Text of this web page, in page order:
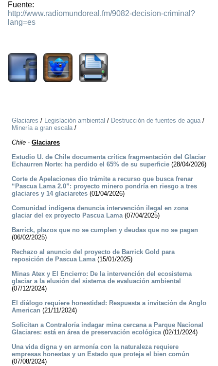
Fuente:
http://www.radiomundoreal.fm/9082-decision-criminal?
lang=es
Glaciares / Legislación ambiental / Destrucción de fuentes de agua/
Minería a gran escala/
Chile - Glaciares
Estudio U. de Chile documenta crítica fragmentación del Glaciar
Echaurren Norte: ha perdido el 65% de su superficie (28/04/2026)
Corte de Apelaciones dio trámite a recurso que busca frenar
“Pascua Lama 2.0”: proyecto minero pondría en riesgo a tres
glaciares y 14 glaciaretes (01/04/2026)
Comunidad indígena denuncia intervención ilegal en zona
glaciar del ex proyecto Pascua Lama(07/04/2025)
Barrick, plazos que no se cumplen y deudas que no se pagan
(06/02/2025)
Rechazo al anuncio del proyecto de Barrick Gold para
reposición de Pascua Lama(15/01/2025)
Minas Atex y El Encierro: De la intervención del ecosistema
glaciar a la elusión del sistema de evaluación ambiental
(07/12/2024)
El diálogo requiere honestidad: Respuesta a invitación de Anglo
American (21/11/2024)
Solicitan a Contraloría indagar mina cercana a Parque Nacional
Glaciares: está en área de preservación ecológica(02/11/2024)
Una vida digna y en armonía con la naturaleza requiere
empresas honestas y un Estado que proteja el bien común
(07/08/2024)